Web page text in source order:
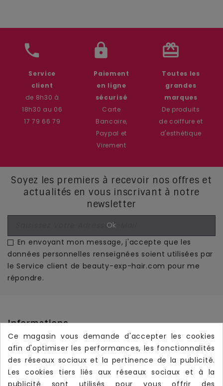
phone
Service
client
de 8h30 à
18h30 au 06
17 79 66 79
lock
Paiement
en ligne
sécurisé
Carte
Bancaire,
Paypal et
Virement
card_giftcard
Toutes les
grandes
marques
De produits
de coiffure et
d'esthétique
Soyez les premiers à recevoir nos offres et
actualités en vous inscrivant à notre
newsletter
En envoyant mon message, j'accepte que les
données personnelles renseignées soient utilisées par
le Service client de beauty-exp-hair.com pour me
répondre.
Informations
Produits

Notre Société

Votre Compte

Ce magasin vous demande d'accepter les cookies
afin d'optimiser les performances, les fonctionnalités
des réseaux sociaux et la pertinence de la publicité.
Les cookies tiers liés aux réseaux sociaux et à la
publicité sont utilisés pour vous offrir des